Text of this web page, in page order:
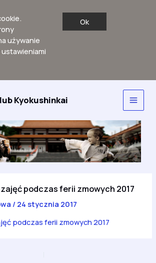
używanie
Ok
Kyokushinkai
Main
podczas ferii zmowych 2017
/ 24 stycznia 2017
podczas ferii zmowych 2017